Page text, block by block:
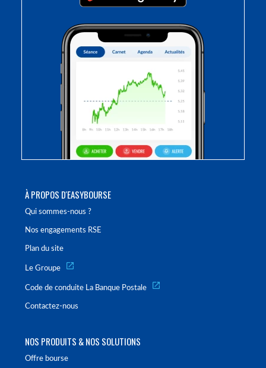
À PROPOS D'EASYBOURSE
Qui sommes-nous ?
Nos engagements RSE
Plan du site
Le Groupe
Code de conduite La Banque Postale
Contactez-nous
NOS PRODUITS & NOS SOLUTIONS
Offre bourse